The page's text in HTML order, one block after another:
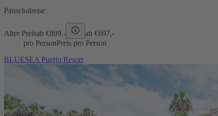
Pauschalreise
Alter Preisab €899,- ab €697,-
pro PersonPreis pro Person
BLUESEA Puerto Resort